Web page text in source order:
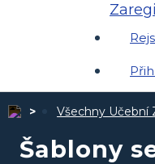
Všechny Učební
Šablony